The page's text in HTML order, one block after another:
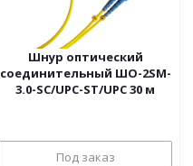
Шнур оптический
соединительный ШО-2SM-
3.0-SC/UPC-ST/UPC 30 м
Под заказ